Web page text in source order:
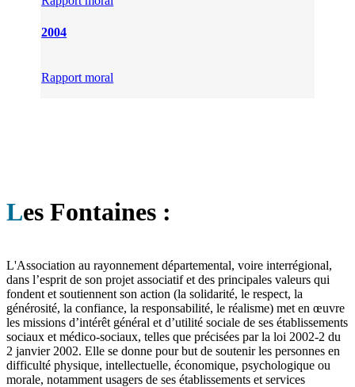
2004
Rapport moral
Les Fontaines :
L'Association au rayonnement départemental, voire interrégional,
dans l’esprit de son projet associatif et des principales valeurs qui
fondent et soutiennent son action (la solidarité, le respect, la
générosité, la confiance, la responsabilité, le réalisme) met en œuvre
les missions d’intérêt général et d’utilité sociale de ses établissements
sociaux et médico-sociaux, telles que précisées par la loi 2002-2 du
2 janvier 2002. Elle se donne pour but de soutenir les personnes en
difficulté physique, intellectuelle, économique, psychologique ou
morale, notamment usagers de ses établissements et services